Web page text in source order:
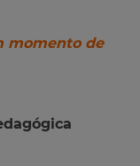
momento de